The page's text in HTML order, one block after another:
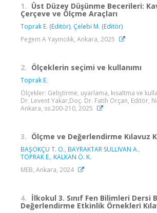
1. Üst Düzey Düşünme Becerileri:
Çerçeve ve Ölçme Araçları
Toprak E. (Editör), Çelebi M. (Editör)
Pegem A Yayıncılık, Ankara, 2025
2. Ölçeklerin seçimi ve kullanımı
Toprak E.
Ölçekler: Geliştirme, uyarlama, kısaltma ve
Dr. Levent Yakar,Doç. Dr. Fatih Orçan, Editör,
Ankara, ss.200-210, 2025
3. Ölçme ve Değerlendirme Kılavuz
BAŞOKÇU T. O., BAYRAKTAR SULLIVAN A.,
TOPRAK E., KALKAN Ö. K.
MEB, Ankara, 2024
4. İlkokul 3. Sınıf Fen Bilimleri Dersi
Değerlendirme Etkinlik Örnekleri